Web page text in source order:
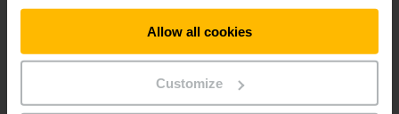
Allow all cookies
Customize
Vuonna 1953 perustettu saksalainen Jungheinrich on
maailman johtavia sisälogistiikan alan yrityksiä. Jungheinrich
on trukkien, logistiikkajärjestelmien ja palvelujen
kokonaistoimittaja, jonka laajasta valikoimasta löytyy
yksilöllisiä ratkaisuja Industry 4.0:n asettamiin haasteisiin.
Hampurissa pääkonttoriaan pitävällä konsernilla on